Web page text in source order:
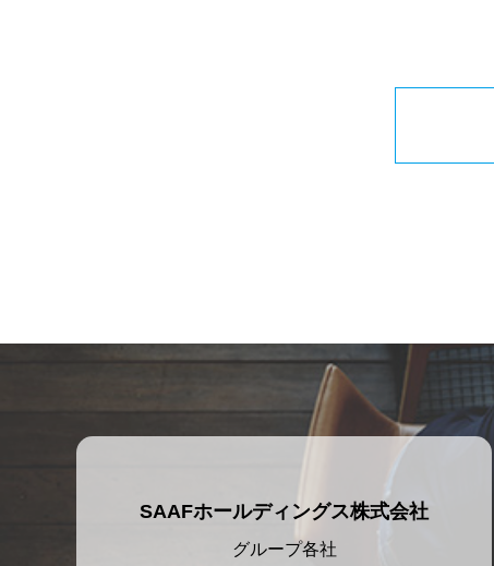
SAAFホールディングス株式会社
グループ各社